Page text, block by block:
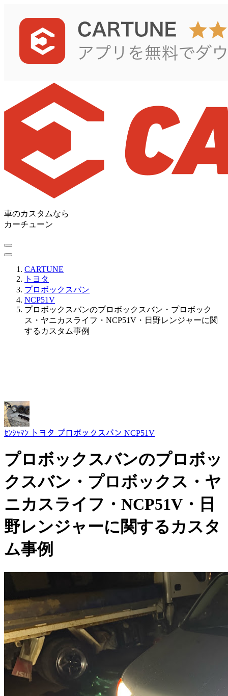
車のカスタムなら
カーチューン
CARTUNE
トヨタ
プロボックスバン
NCP51V
プロボックスバンのプロボックスバン・プロボック
ス・ヤニカスライフ・NCP51V・日野レンジャーに関
するカスタム事例
ｾﾝｼｬﾏﾝ トヨタ プロボックスバン NCP51V
プロボックスバンのプロボッ
クスバン・プロボックス・ヤ
ニカスライフ・NCP51V・日
野レンジャーに関するカスタ
ム事例